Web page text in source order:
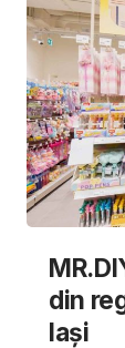
din
Iași